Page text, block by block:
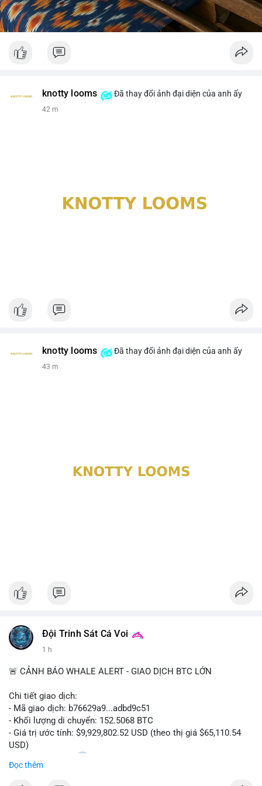
knotty looms Đã thay đổi ảnh đại diện của anh ấy
42 m
knotty looms Đã thay đổi ảnh đại diện của anh ấy
43 m
Đội Trinh Sát Cá Voi
1 h
🚨 CẢNH BÁO WHALE ALERT - GIAO DỊCH BTC LỚN
Chi tiết giao dịch:
- Mã giao dịch: b76629a9...adbd9c51
- Khối lượng di chuyển: 152.5068 BTC
- Giá trị ước tính: $9,929,802.52 USD (theo thị giá $65,110.54
USD)
- Thời gian: 17:20
Nhận định phân tích hành vi của Cá voi dựa trên giao dịch này:
Đọc thêm